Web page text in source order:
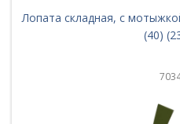
Лопата складная, с
(40)